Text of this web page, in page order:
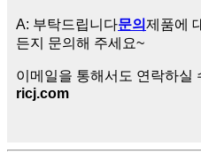
A: 부탁드립니다문의 제품에
든지 문의해 주세요~
이메일을 통해서도 연락하실
ricj.com